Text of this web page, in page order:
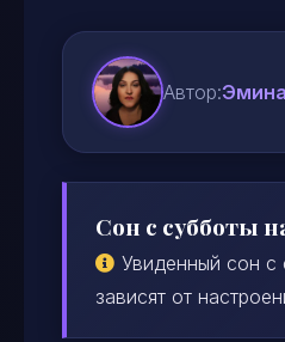
Автор:
Сон с субботы
Увиденный сон с
зависят от